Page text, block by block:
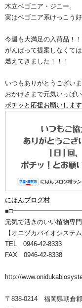
木立ベゴニア・ジニー。
実はベゴニア系けっこう
今週も大満足の入荷品！！
がんばって提案しなくて
燃えてきました！！！
いつもありがとうございま
おかげさまで元気いっぱ
ポチッと応援お願いします
にほんブログ村
元気で活きのいい植物専
【オニヅカバイオシステ
TEL 0946-42-8333
FAX 0946-42-8338
http://
〒838-0214 福岡県朝倉